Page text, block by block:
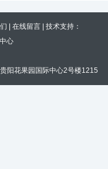
在线留言 | 技术支持：
心
阳花果园国际中心2号楼1215